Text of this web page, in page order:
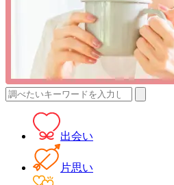
検
出会い
片思い